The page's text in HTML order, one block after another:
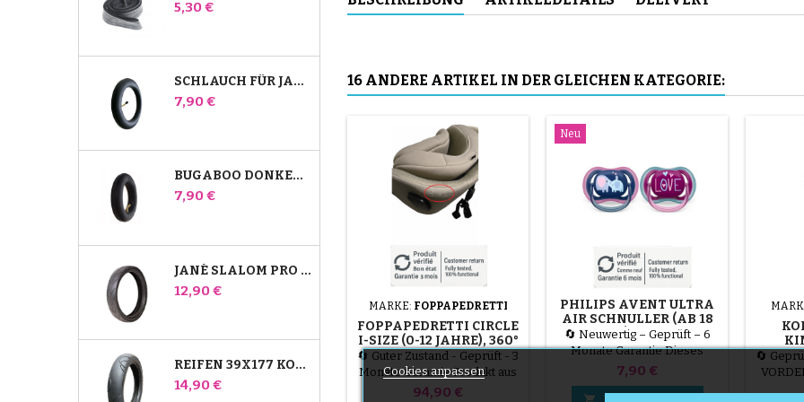
Preis
5,30 €
SCHLAUCH FÜR JANÉ SLALOM PRO UND POWERTWIN KINDERWAGEN
Preis
7,90 €
BUGABOO DONKEY KINDERWAGEN FRONT INNENROHR
Preis
7,90 €
JANÉ SLALOM PRO UND POWERTWIN KINDERWAGENREIFEN
Preis
12,90 €
REIFEN 39X177 KOMPATIBEL MIT BUGABOO DONKEY KINDERWAGEN - FÜR VORDERRAD
Preis
14,90 €
16 ANDERE ARTIKEL IN DER GLEICHEN KATEGORIE:
MARKE: FOPPAPEDRETTI
FOPPAPEDRETTI CIRCLE
I-SIZE (0-12 JAHRE), 360°
DREHBAR, ISOFIX, SAND
🔄 Guter Zustand - Geprüft - 3
Monate Garantie Produkt aus
einer Kundenrücksendung
Preis
94,90 €
Neu
PHILIPS AVENT ULTRA
AIR SCHNULLER (AB 18
MONATEN) – 2ER-PACK –
SCF349/18 – NEU
BABYKIDS
🔄 Neuwertig – Geprüft – 6
Monate Garantie Dieses
Produkt stammt aus einer
Kundenrücksendung oder hat
eine beschädigte Verpackung,
Preis
7,90 €
🔄
Cookies anpassen